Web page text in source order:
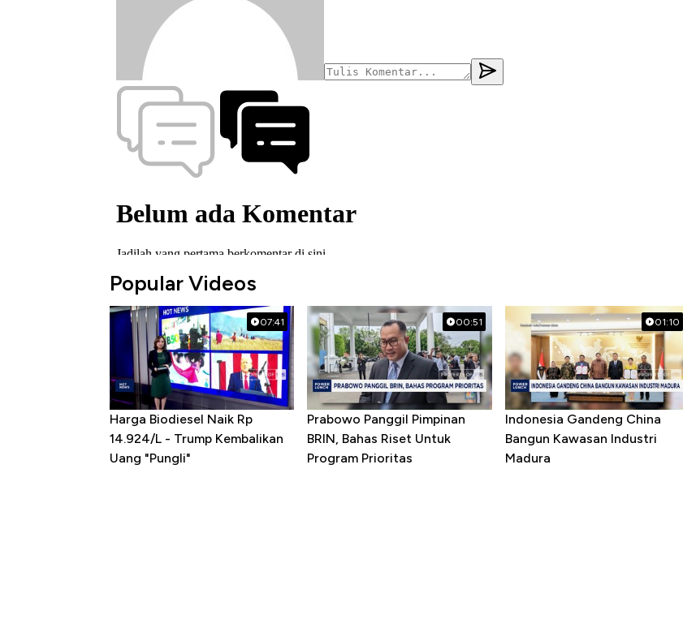
Popular Videos
07:41
Harga Biodiesel Naik Rp
14.924/L - Trump Kembalikan
Uang "Pungli"
00:51
Prabowo Panggil Pimpinan
BRIN, Bahas Riset Untuk
Program Prioritas
01:10
Indonesia Gandeng China
Bangun Kawasan Industri
Madura